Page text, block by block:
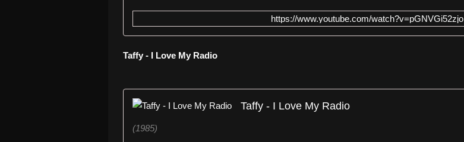
https://www.youtube.com/watch?v=pGNVGi52zjo
Taffy - I Love My Radio
Taffy - I Love My Radio
(1985)